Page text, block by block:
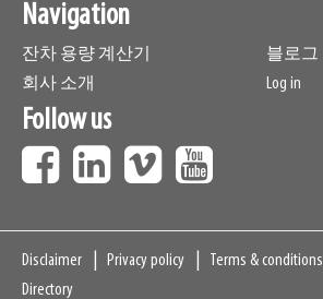
Navigation
잔차 용량 계산기
회사 소개
블로그
Log in
Follow us
Navigation
Disclaimer Privacy policy Terms & conditions
Directory